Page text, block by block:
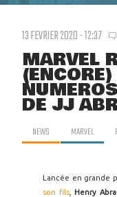
13 FEVRIER 2020 - 12:37
MARVEL
DE JJ
NEWS MARVEL
Lancée en grande
son fils, Henry